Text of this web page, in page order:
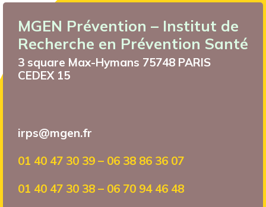
MGEN Prévention – Institut de
Recherche en Prévention Santé
3 square Max-Hymans 75748 PARIS
CEDEX 15
irps@mgen.fr
01 40 47 30 39 – 06 38 86 36 07
01 40 47 30 38 – 06 70 94 46 48